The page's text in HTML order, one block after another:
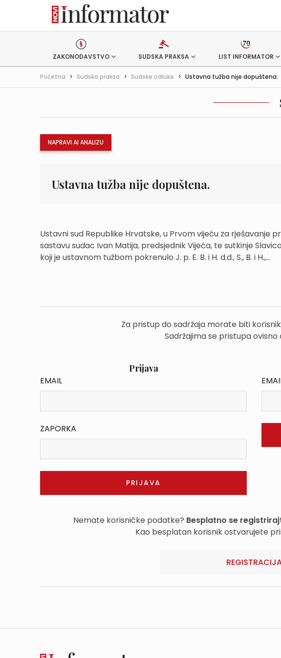
ZAKONODAVSTVO SUDSKA PRAKSA LIST INFORMATOR
Početna > Sudska praksa > Sudske odluke > Ustavna tužba nije dopuštena.
NAPRAVI AI ANALIZU
Ustavna tužba nije dopuštena.
Ustavni sud Republike Hrvatske, u Prvom vijeću za rješavanje
sastavu sudac Ivan Matija, predsjednik Vijeća, te sutkinje
koji je ustavnom tužbom pokrenulo J. p. E. B. i H. d.d., S., B. i H.,...
Za pristup do sadržaja morate biti
Sadržajima se pristupa
Prijava
EMAIL
ZAPORKA
Nemate korisničke podatke? Besplatno se
Kao besplatan korisnik ostvarujete